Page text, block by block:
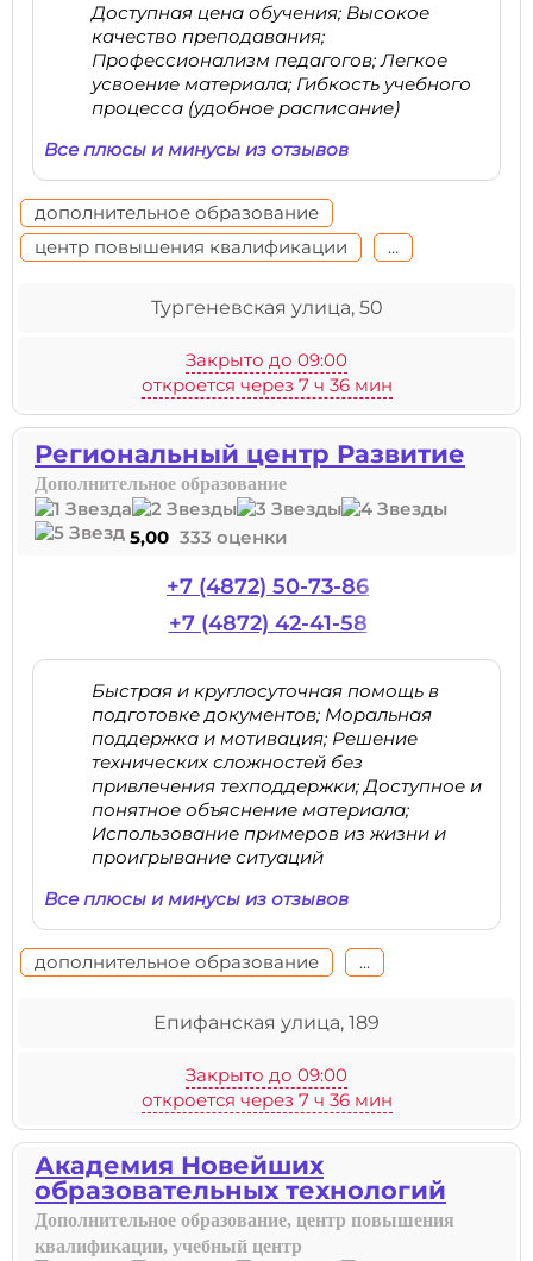
Доступная цена обучения; Высокое
качество преподавания;
Профессионализм педагогов; Легкое
усвоение материала; Гибкость учебного
процесса (удобное расписание)
Все плюсы и минусы из отзывов
дополнительное образование
центр повышения квалификации
...
Тургеневская улица, 50
Закрыто до 09:00
откроется через 7 ч 36 мин
Региональный центр Развитие
Дополнительное образование
5,00 333 оценки
+7 (4872) 50-73-86
+7 (4872) 42-41-58
Быстрая и круглосуточная помощь в
подготовке документов; Моральная
поддержка и мотивация; Решение
технических сложностей без
привлечения техподдержки; Доступное и
понятное объяснение материала;
Использование примеров из жизни и
проигрывание ситуаций
Все плюсы и минусы из отзывов
дополнительное образование ...
Епифанская улица, 189
Закрыто до 09:00
откроется через 7 ч 36 мин
Академия Новейших
образовательных технологий
Дополнительное образование, центр повышения
квалификации, учебный центр